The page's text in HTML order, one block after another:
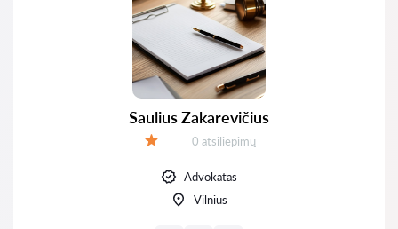
Saulius Zakarevičius
Atsiliepimų:
0 atsiliepimų
Advokatas
Vilnius